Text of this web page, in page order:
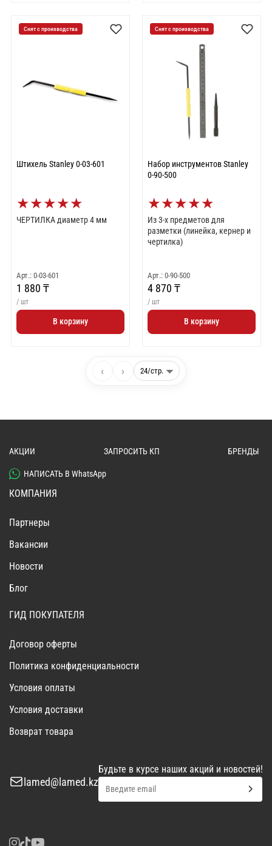
Снят с производства
Штихель Stanley 0-03-601
★★★★★
ЧЕРТИЛКА диаметр 4 мм
Арт.: 0-03-601
1 880 ₸
/ шт
В корзину
Снят с производства
Набор инструментов Stanley
0-90-500
★★★★★
Из 3-х предметов для
разметки (линейка, кернер и
чертилка)
Арт.: 0-90-500
4 870 ₸
/ шт
В корзину
‹ ›
АКЦИИ ЗАПРОСИТЬ КП БРЕНДЫ
НАПИСАТЬ В WhatsApp
КОМПАНИЯ
Партнеры
Вакансии
Новости
Блог
ГИД ПОКУПАТЕЛЯ
Договор оферты
Политика конфиденциальности
Условия оплаты
Условия доставки
Возврат товара
lamed@lamed.kz
Будьте в курсе наших акций и новостей!